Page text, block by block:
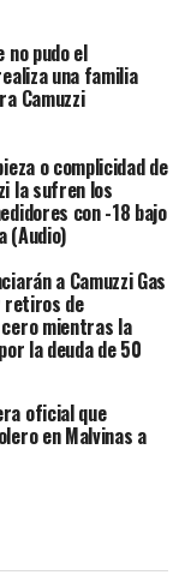
no pudo el
una familia
Camuzzi
o complicidad de
la sufren los
con -18 bajo
(Audio)
a Camuzzi Gas
retiros de
mientras la
la deuda de 50
oficial que
en Malvinas a